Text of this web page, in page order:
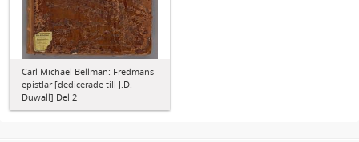
Carl Michael Bellman: Fredmans
epistlar [dedicerade till J.D.
Duwall] Del 2